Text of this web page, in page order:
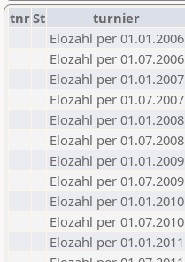
tnrSt turnier
Elozahl per 01.01.2006
Elozahl per 01.07.2006
Elozahl per 01.01.2007
Elozahl per 01.07.2007
Elozahl per 01.01.2008
Elozahl per 01.07.2008
Elozahl per 01.01.2009
Elozahl per 01.07.2009
Elozahl per 01.01.2010
Elozahl per 01.07.2010
Elozahl per 01.01.2011